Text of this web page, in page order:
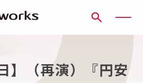
】（再演）『円安